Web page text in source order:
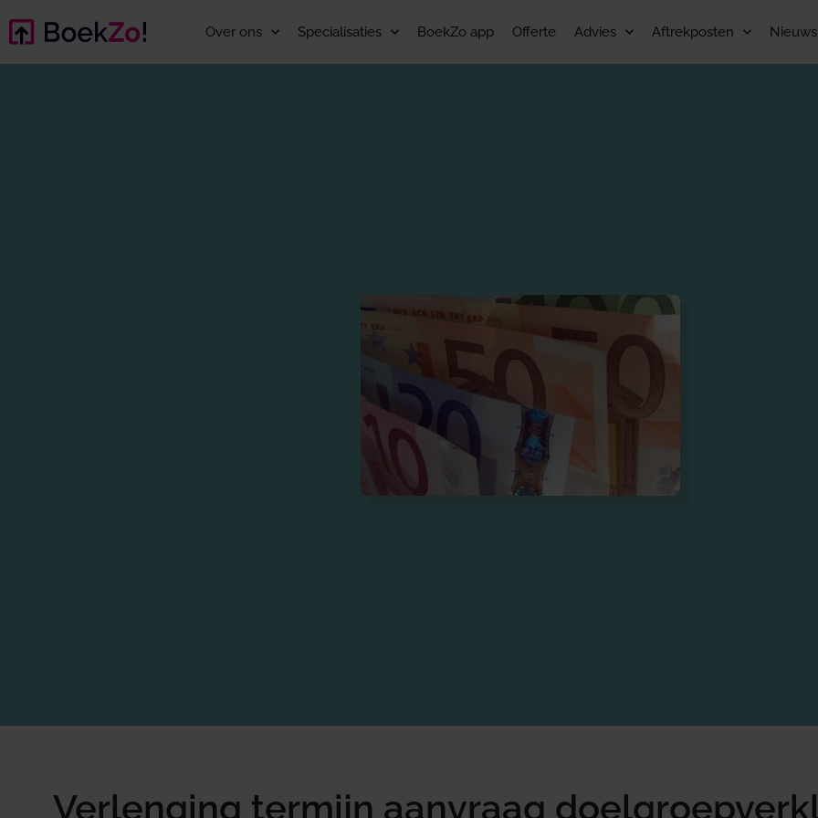
Over ons Specialisaties BoekZo app Offerte Advies Aftrekposten Nieuws
Verlenging termijn aanvraag